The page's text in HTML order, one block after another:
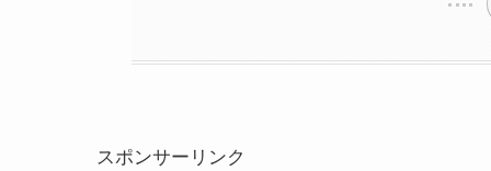
スポンサーリンク